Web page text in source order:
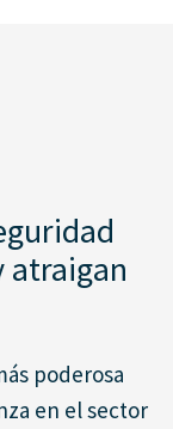
atraigan
poderosa
en el sector